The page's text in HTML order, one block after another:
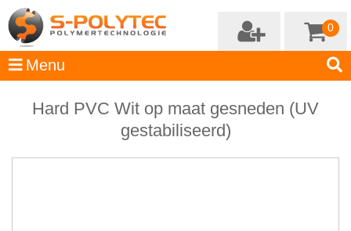
0
Hard PVC Wit op maat gesneden (UV
gestabiliseerd)